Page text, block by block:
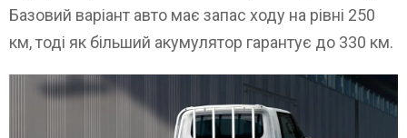
Базовий варіант авто має запас ходу на рівні 250
км, тоді як більший акумулятор гарантує до 330 км.